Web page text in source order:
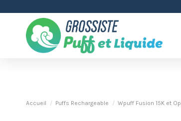
Accueil Puffs Rechargeable Wpuff Fusion 15K et